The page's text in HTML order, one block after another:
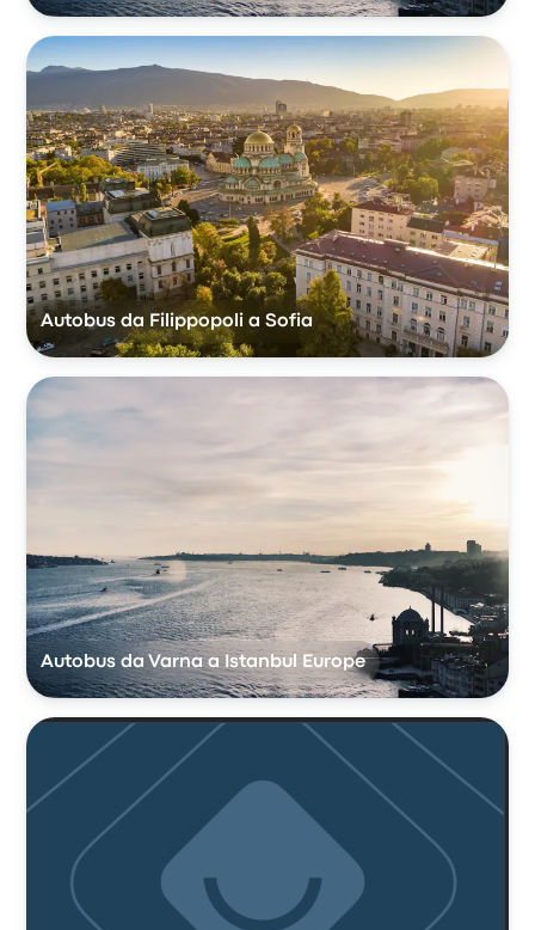
Autobus da Filippopoli a Sofia
Autobus da Varna a Istanbul Europe